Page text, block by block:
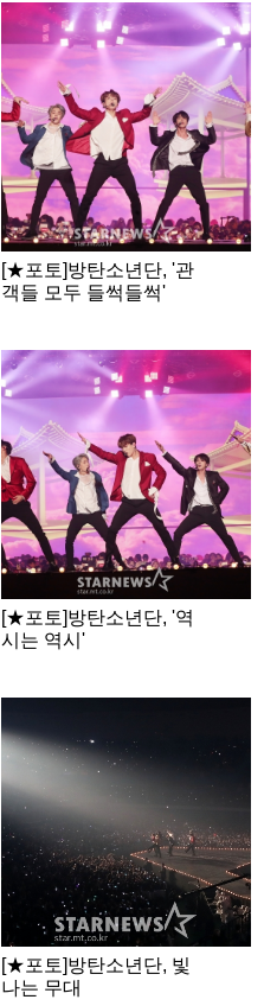
[★포토]방탄소년단, '관
객들 모두 들썩들썩'
[★포토]방탄소년단, '역
시는 역시'
[★포토]방탄소년단, 빛
나는 무대